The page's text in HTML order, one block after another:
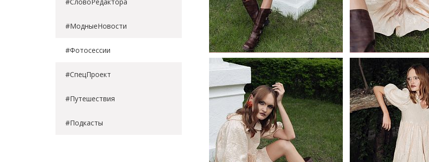
#МодныеНовости
#Фотосессии
#СпецПроект
#Путешествия
#Подкасты